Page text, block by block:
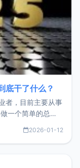
底干了什么？
者，目前主要从事
一个简单的总
求突破，但求保
2026-01-12